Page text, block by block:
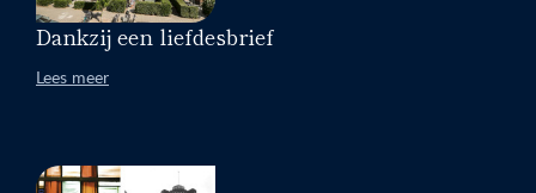
Dankzij een liefdesbrief
Lees meer